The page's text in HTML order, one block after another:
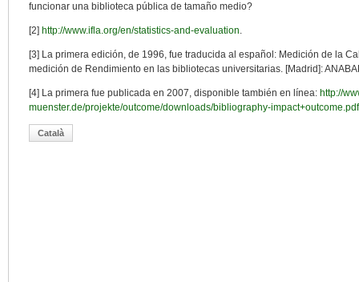
funcionar una biblioteca pública de tamaño medio?
[2] http://www.ifla.org/en/statistics-and-evaluation.
[3] La primera edición, de 1996, fue traducida al español: Medición de la
medición de Rendimiento en las bibliotecas universitarias. [Madrid]:
[4] La primera fue publicada en 2007, disponible también en línea: http://
muenster.de/projekte/outcome/downloads/bibliography-
Català